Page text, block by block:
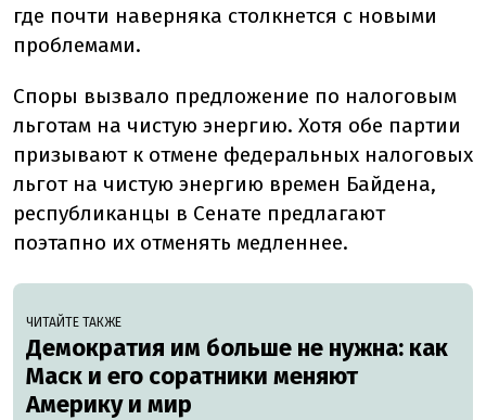
где почти наверняка столкнется с новыми
проблемами.
Споры вызвало предложение по налоговым
льготам на чистую энергию. Хотя обе партии
призывают к отмене федеральных налоговых
льгот на чистую энергию времен Байдена,
республиканцы в Сенате предлагают
поэтапно их отменять медленнее.
ЧИТАЙТЕ ТАКЖЕ
Демократия им больше не нужна: как
Маск и его соратники меняют
Америку и мир